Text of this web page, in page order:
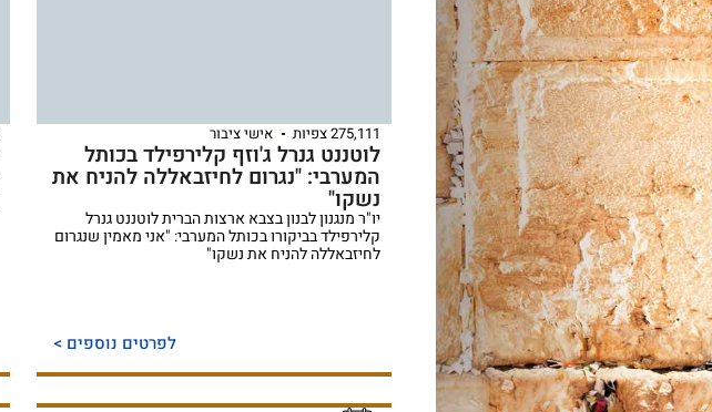
275,111 צפיות אישי ציבור
לוטננט גנרל ג'וזף קלירפילד בכותל
המערבי: "נגרום לחיזבאללה להניח את
נשקו"
יו"ר מנגנון לבנון בצבא ארצות הברית לוטננט גנרל
קלירפילד בביקורו בכותל המערבי: "אני מאמין שנגרום
לחיזבאללה להניח את נשקו"
לפרטים נוספים >